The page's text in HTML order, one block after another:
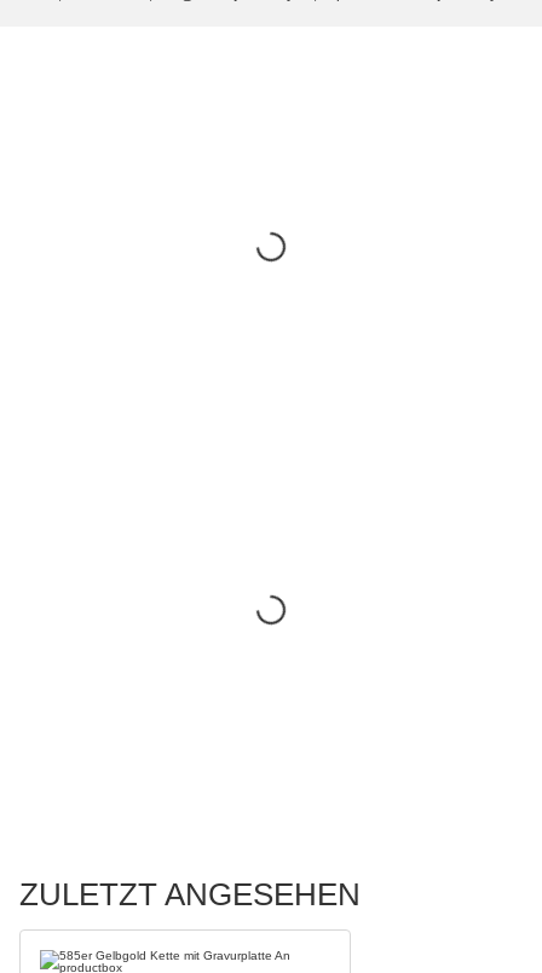
ZULETZT ANGESEHEN